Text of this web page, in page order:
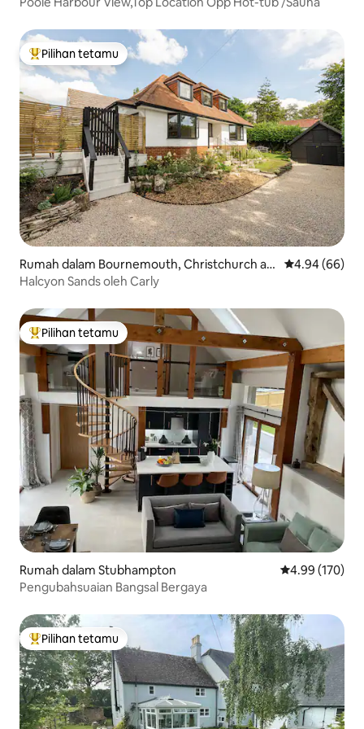
Pilihan utama tetamu
Pilihan tetamu
Rumah dalam Bournemouth, Christchurch an
d Poole
Penarafan
4.94 (66)
Halcyon Sands oleh Carly
Pilihan utama tetamu
Pilihan tetamu
Rumah dalam Stubhampton Penarafan
4.99 (170)
Pengubahsuaian Bangsal Bergaya
Pilihan utama tetamu
Pilihan tetamu